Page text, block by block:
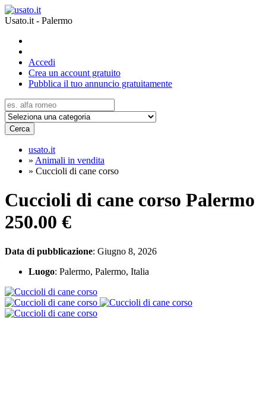
Usato.it - Palermo
Accedi
Crea un account gratuito
Pubblica il tuo annuncio gratuitamente
Cerca
usato.it
» Animali in vendita
» Cuccioli di cane corso
Cuccioli di cane corso Palermo
250.00 €
Data di pubblicazione: Giugno 8, 2026
Luogo: Palermo, Palermo, Italia